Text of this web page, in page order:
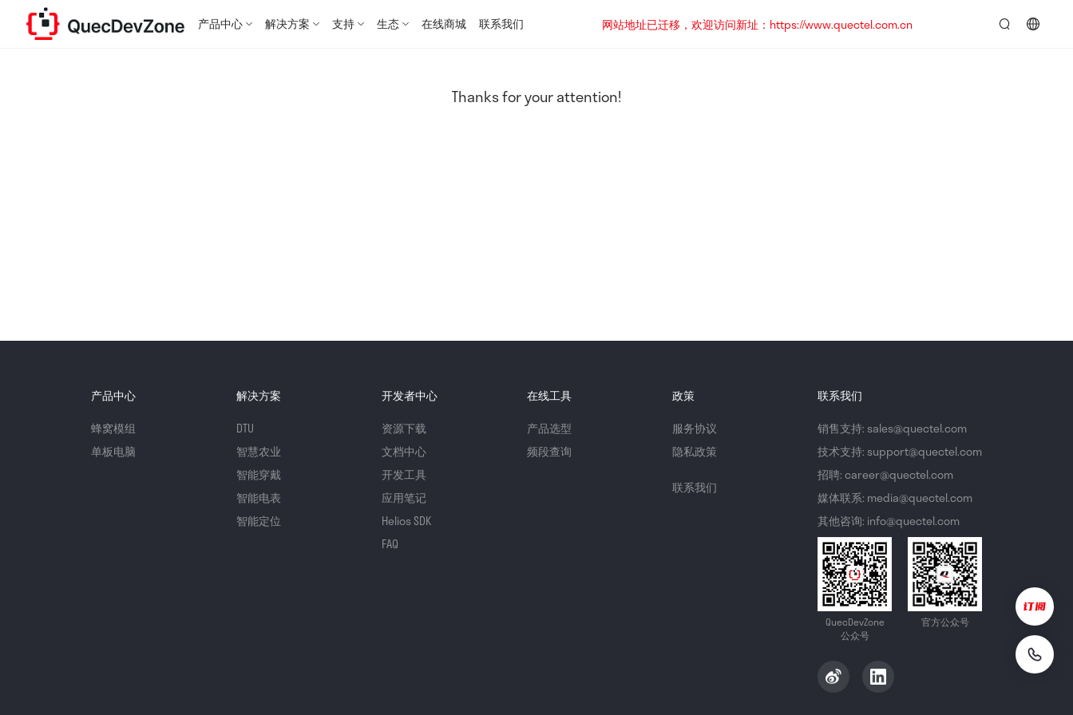
产品中心 解决方案 支持 生态 在线商城 联系我们
网站地址已迁移，欢迎访问新址：https://www.quectel.com.cn
Thanks for your attention!
产品中心
蜂窝模组
单板电脑
解决方案
DTU
智慧农业
智能穿戴
智能电表
智能定位
开发者中心
资源下载
文档中心
开发工具
应用笔记
Helios SDK
FAQ
在线工具
产品选型
频段查询
政策
服务协议
隐私政策
联系我们
联系我们
销售支持: sales@quectel.com
技术支持: support@quectel.com
招聘: career@quectel.com
媒体联系: media@quectel.com
其他咨询: info@quectel.com
QuecDevZone
公众号
官方公众号